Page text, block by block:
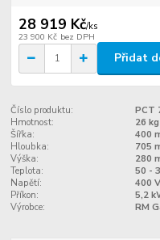
28 919 Kč/ks
23 900 Kč bez DPH
Přidat
Číslo produktu:
PCT
Hmotnost:
26 kg
Šířka:
400
Hloubka:
705
Výška:
280
Teplota:
50 -
Napětí:
400 V
Příkon:
5,2
Výrobce:
RM